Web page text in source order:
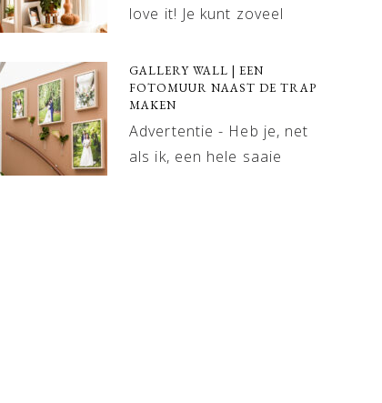
love it! Je kunt zoveel
GALLERY WALL | EEN
FOTOMUUR NAAST DE TRAP
MAKEN
Advertentie - Heb je, net
als ik, een hele saaie